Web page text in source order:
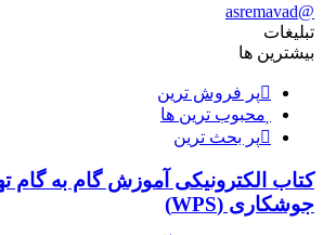
@asremavad
تبلیغات
بیشترین ها
پر فروش ترین
محبوب ترین ها
پر بحث ترین
کتاب الکترونیکی آموزش گام به گام
جوشکاری (WPS)